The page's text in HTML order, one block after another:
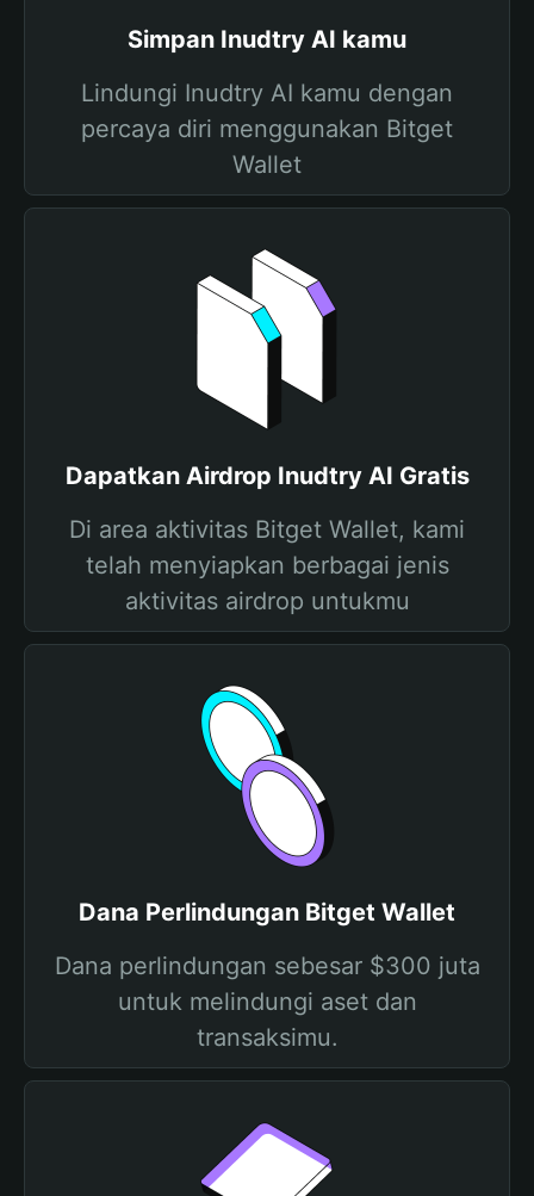
Simpan Inudtry AI kamu
Lindungi Inudtry AI kamu dengan
percaya diri menggunakan Bitget
Wallet
Dapatkan Airdrop Inudtry AI Gratis
Di area aktivitas Bitget Wallet, kami
telah menyiapkan berbagai jenis
aktivitas airdrop untukmu
Dana Perlindungan Bitget Wallet
Dana perlindungan sebesar $300 juta
untuk melindungi aset dan
transaksimu.